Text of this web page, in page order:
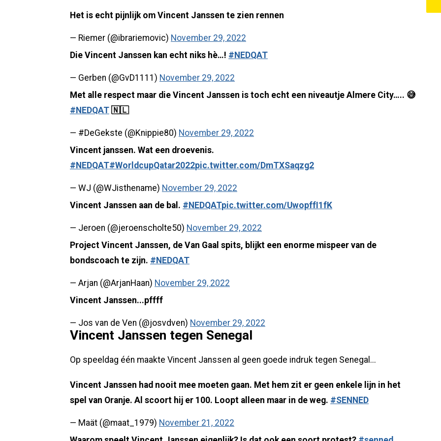
Het is echt pijnlijk om Vincent Janssen te zien rennen
— Riemer (@ibrariemovic) November 29, 2022
Die Vincent Janssen kan echt niks hè…! #NEDQAT
— Gerben (@GvD1111) November 29, 2022
Met alle respect maar die Vincent Janssen is toch echt een niveautje Almere City….. 😅
#NEDQAT 🇳🇱
— #DeGekste (@Knippie80) November 29, 2022
Vincent janssen. Wat een droevenis.
#NEDQAT#WorldcupQatar2022pic.twitter.com/DmTXSaqzg2
— WJ (@WJisthename) November 29, 2022
Vincent Janssen aan de bal. #NEDQATpic.twitter.com/UwopffI1fK
— Jeroen (@jeroenscholte50) November 29, 2022
Project Vincent Janssen, de Van Gaal spits, blijkt een enorme mispeer van de
bondscoach te zijn. #NEDQAT
— Arjan (@ArjanHaan) November 29, 2022
Vincent Janssen...pffff
— Jos van de Ven (@josvdven) November 29, 2022
Vincent Janssen tegen Senegal
Op speeldag één maakte Vincent Janssen al geen goede indruk tegen Senegal...
Vincent Janssen had nooit mee moeten gaan. Met hem zit er geen enkele lijn in het
spel van Oranje. Al scoort hij er 100. Loopt alleen maar in de weg. #SENNED
— Maät (@maat_1979) November 21, 2022